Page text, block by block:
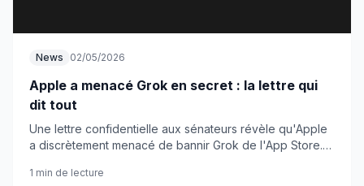
News 02/05/2026
Apple a menacé Grok en secret : la lettre qui
dit tout
Une lettre confidentielle aux sénateurs révèle qu'Apple
a discrètement menacé de bannir Grok de l'App Store.
1 min de lecture